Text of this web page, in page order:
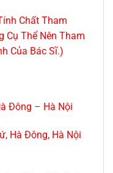
Chất Tham
Cụ Thể Nên Tham
Của Bác Sĩ.)
Đông – Hà Nội
Hà Đông, Hà Nội